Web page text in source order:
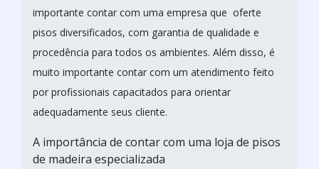
importante contar com uma empresa que oferte
pisos diversificados, com garantia de qualidade e
procedência para todos os ambientes. Além disso, é
muito importante contar com um atendimento feito
por profissionais capacitados para orientar
adequadamente seus cliente.
A importância de contar com uma loja de pisos
de madeira especializada